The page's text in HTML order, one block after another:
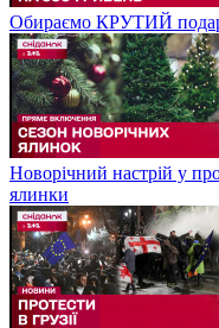
Обираємо КРУТИЙ
Новорічний настрій у
ялинки